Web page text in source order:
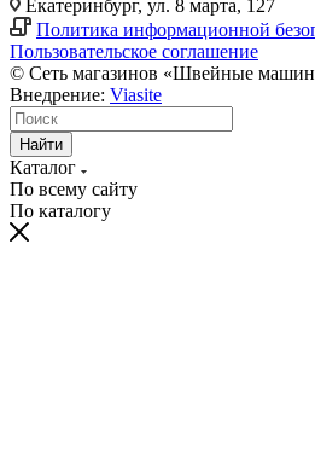
Екатеринбург, ул. 8 марта, 127
Политика информационной
Пользовательское соглашение
© Сеть магазинов «Швейные
Внедрение: Viasite
Найти
Каталог
По всему сайту
По каталогу